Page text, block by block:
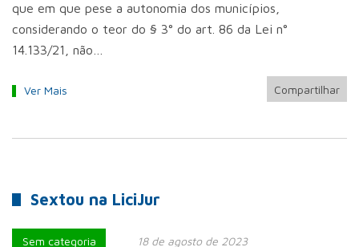
que em que pese a autonomia dos municípios,
considerando o teor do § 3° do art. 86 da Lei n°
14.133/21, não…
Ver Mais Compartilhar
Sextou na LiciJur
Sem categoria 18 de agosto de 2023